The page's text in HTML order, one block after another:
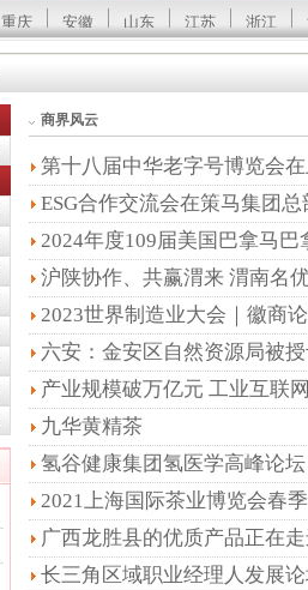
重庆 安徽 山东 江苏 浙江
商界风云
第十八届中华老字号博览会
ESG合作交流会在策马集团总
2024年度109届美国巴拿马
启动仪式隆重举行
沪陕协作、共赢渭来 渭南名
食上海品鉴会举办
2023世界制造业大会｜徽商
六安：金安区自然资源局被
产业规模破万亿元 工业互联
九华黄精茶
氢谷健康集团氢医学高峰论坛
2021上海国际茶业博览会春
广西龙胜县的优质产品正在
长三角区域职业经理人发展